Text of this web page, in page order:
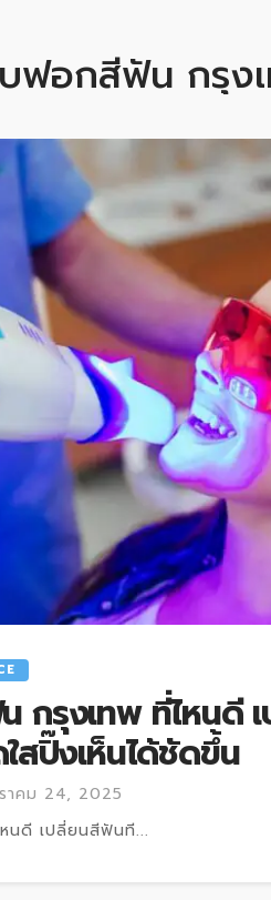
ฟอกสีฟัน กรุง
กรุงเทพ ที่ไหนดี
สปิ๊งเห็นได้ชัดขึ้น
าคม 24, 2025
นดี เปลี่ยนสีฟันที...